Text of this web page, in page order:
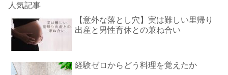
人気記事
【意外な落とし穴】実は難しい里帰り
出産と男性育休との兼ね合い
経験ゼロからどう料理を覚えたか